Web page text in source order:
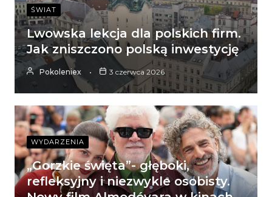
ŚWIAT
Lwowska lekcja dla polskich firm.
Jak zniszczono polską inwestycję
Pokoleniex 3 czerwca 2026
WYDARZENIA
„Gorzkie święta”- głęboki,
refleksyjny i niezwykle osobisty.